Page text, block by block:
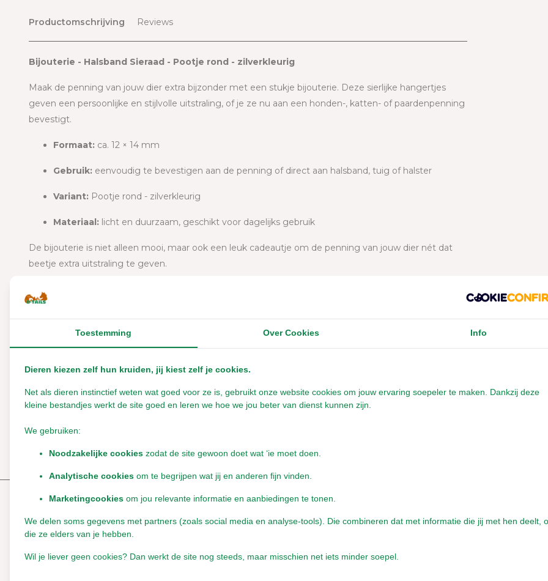
Productomschrijving Reviews
Bijouterie - Halsband Sieraad - Pootje rond - zilverkleurig
Maak de penning van jouw dier extra bijzonder met een stukje bijouterie. Deze sierlijke hangertjes
geven een persoonlijke en stijlvolle uitstraling, of je ze nu aan een honden-, katten- of paardenpenning
bevestigt.
Formaat: ca. 12 × 14 mm
Gebruik: eenvoudig te bevestigen aan de penning of direct aan halsband, tuig of halster
Variant: Pootje rond - zilverkleurig
Materiaal: licht en duurzaam, geschikt voor dagelijks gebruik
De bijouterie is niet alleen mooi, maar ook een leuk cadeautje om de penning van jouw dier nét dat
beetje extra uitstraling te geven.
Reviews
0/5 Based on 0 reviews
Schrijf je eigen review
Reeds bekeken
Toestemming Over Cookies Info
Dieren kiezen zelf hun kruiden, jij kiest zelf je cookies.
Net als dieren instinctief weten wat goed voor ze is, gebruikt onze website cookies om jouw ervaring soepeler te maken. Dankzij deze
kleine bestandjes werkt de site goed en leren we hoe we jou beter van dienst kunnen zijn.
We gebruiken:
Noodzakelijke cookies zodat de site gewoon doet wat ‘ie moet doen.
Analytische cookies om te begrijpen wat jij en anderen fijn vinden.
Marketingcookies om jou relevante informatie en aanbiedingen te tonen.
We delen soms gegevens met partners (zoals social media en analyse-tools). Die combineren dat met informatie die jij met hen deelt,
die ze elders van je hebben.
Wil je liever geen cookies? Dan werkt de site nog steeds, maar misschien net iets minder soepel.